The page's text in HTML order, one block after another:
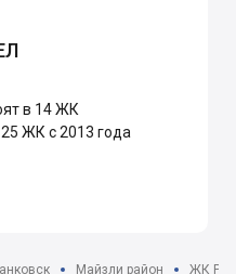
в 14 ЖК
ЖК с 2013 года
Майзли район ЖК